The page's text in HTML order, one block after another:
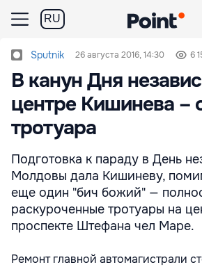
RU
Sputnik 26 августа 2016, 14:30 6
В канун Дня
центре Кишинева –
тротуара
Подготовка к параду в День
Молдовы дала Кишиневу,
еще один "бич божий" —
раскуроченные тротуары на
проспекте Штефана чел Маре.
Ремонт главной автомагистрали